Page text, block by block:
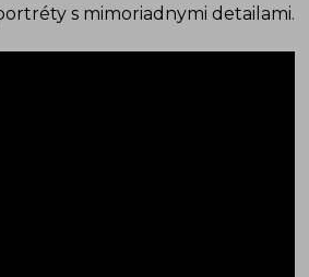
s mimoriadnymi detailami.